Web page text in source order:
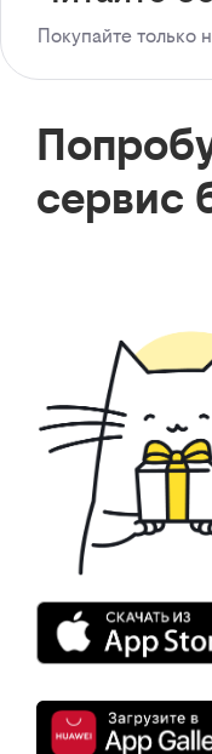
Покупайте только
сервис